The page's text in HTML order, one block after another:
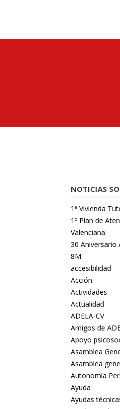
NOTICIAS
1ª Vivienda
1º Plan de
Valenciana
30 Aniversario
8M
accesibilidad
Acción
Actividades
Actualidad
ADELA-CV
Amigos de
Apoyo
Asamblea
Asamblea
Autonomía
Ayuda
Ayudas